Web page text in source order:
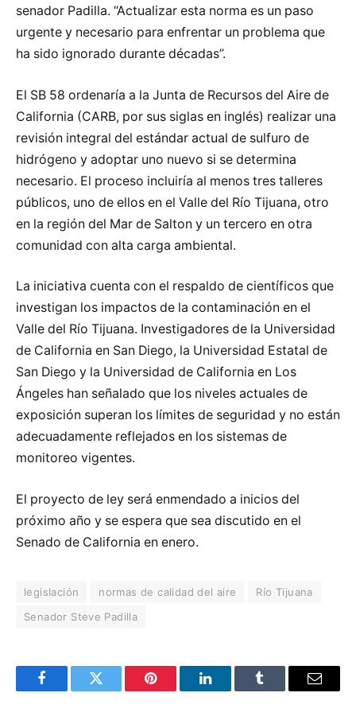
senador Padilla. “Actualizar esta norma es un paso
urgente y necesario para enfrentar un problema que
ha sido ignorado durante décadas”.
El SB 58 ordenaría a la Junta de Recursos del Aire de
California (CARB, por sus siglas en inglés) realizar una
revisión integral del estándar actual de sulfuro de
hidrógeno y adoptar uno nuevo si se determina
necesario. El proceso incluiría al menos tres talleres
públicos, uno de ellos en el Valle del Río Tijuana, otro
en la región del Mar de Salton y un tercero en otra
comunidad con alta carga ambiental.
La iniciativa cuenta con el respaldo de científicos que
investigan los impactos de la contaminación en el
Valle del Río Tijuana. Investigadores de la Universidad
de California en San Diego, la Universidad Estatal de
San Diego y la Universidad de California en Los
Ángeles han señalado que los niveles actuales de
exposición superan los límites de seguridad y no están
adecuadamente reflejados en los sistemas de
monitoreo vigentes.
El proyecto de ley será enmendado a inicios del
próximo año y se espera que sea discutido en el
Senado de California en enero.
legislación normas de calidad del aire
Río Tijuana
Senador Steve Padilla
FacebookTwitter Pinterest LinkedInTumblr Email